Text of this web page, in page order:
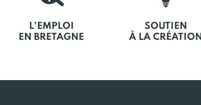
L'EMPLOI
EN BRETAGNE
SOUTIEN
À LA CRÉATION